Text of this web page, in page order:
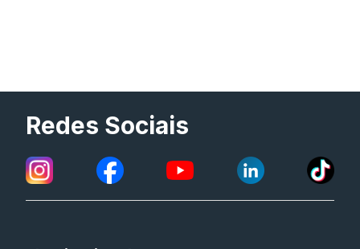
Redes Sociais